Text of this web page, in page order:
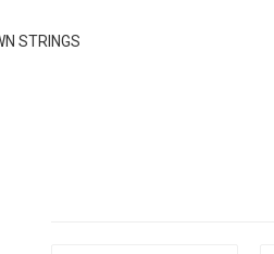
STRINGS